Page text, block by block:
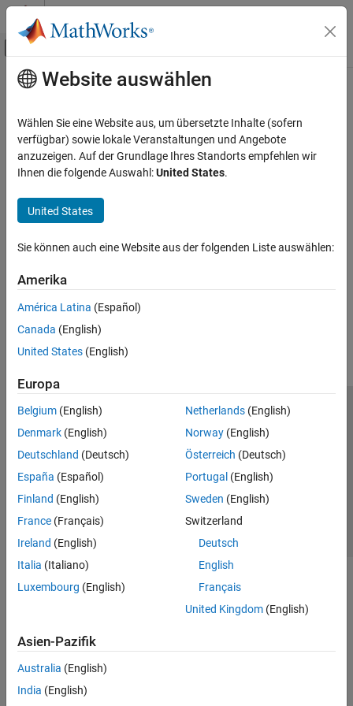
Weiter zum Inhalt
Umschaltung für Off-Canvas-
Startseite der Dokumentation
Hauptinhalt
How useful was this information?
Website auswählen
Wählen Sie eine Website aus, um übersetzte Inhalte (sofern
verfügbar) sowie lokale Veranstaltungen und Angebote
anzuzeigen. Auf der Grundlage Ihres Standorts empfehlen wir
Ihnen die folgende Auswahl:United States.
United States
Sie können auch eine Website aus der folgenden Liste auswählen:
Amerika
América Latina (Español)
Canada (English)
United States (English)
Europa
Belgium (English)
Denmark (English)
Deutschland (Deutsch)
España (Español)
Finland (English)
France (Français)
Ireland (English)
Italia (Italiano)
Luxembourg (English)
Netherlands(English)
Norway(English)
Österreich (Deutsch)
Portugal (English)
Sweden (English)
Switzerland
Deutsch
English
Français
United Kingdom(English)
Asien-Pazifik
Australia (English)
India (English)
Trust Center
Datenschutz-Richtlinien
Datendiebstahl verhindern
Status von Anwendungen
© 1994-2026 The MathWorks, Inc.
Website auswählen
Deutschland